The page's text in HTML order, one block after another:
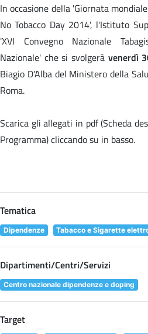
In occasione della 'Giornata
No Tobacco Day 2014', l'Istituto
'XVI Convegno Nazionale
Nazionale' che si svolgerà venerdì
Biagio D'Alba del Ministero della
Roma.
Scarica gli allegati in pdf (Scheda
Programma) cliccando su in basso.
Tematica
Dipendenze Tabacco e Sigarette
Dipartimenti/Centri/Servizi
Centro nazionale dipendenze e doping
Target